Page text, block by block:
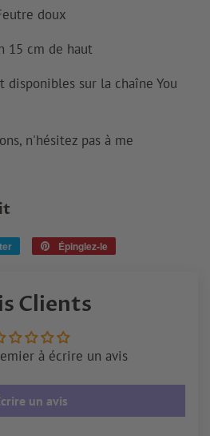
doux
15 cm de haut
sur la chaîne You
n'hésitez pas à me
Tweeter
Épinglez-le
Clients
à écrire un avis
un avis